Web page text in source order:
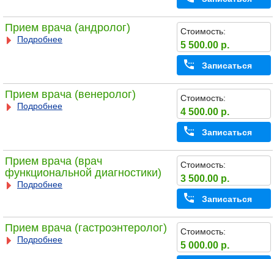
Прием врача (андролог)
Подробнее
Стоимость:
5 500.00 р.
Записаться
Прием врача (венеролог)
Подробнее
Стоимость:
4 500.00 р.
Записаться
Прием врача (врач
функциональной диагностики)
Подробнее
Стоимость:
3 500.00 р.
Записаться
Прием врача (гастроэнтеролог)
Подробнее
Стоимость:
5 000.00 р.